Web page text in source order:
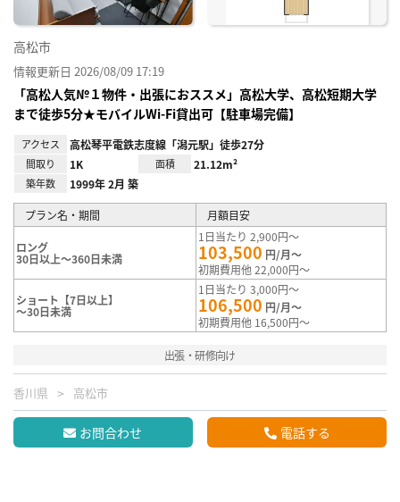
高松市
情報更新日 2026/08/09 17:19
「高松人気№１物件・出張におススメ」高松大学、高松短期大学
まで徒歩5分★モバイルWi-Fi貸出可【駐車場完備】
アクセス 高松琴平電鉄志度線「潟元駅」徒歩27分
間取り 1K 面積 21.12m²
築年数 1999年 2月 築
プラン名・期間 月額目安
ロング
30日以上～360日未満
1日当たり 2,900円～
103,500 円/月～
初期費用他 22,000円～
ショート【7日以上】
～30日未満
1日当たり 3,000円～
106,500 円/月～
初期費用他 16,500円～
出張・研修向け
香川県 高松市
お問合わせ 電話する